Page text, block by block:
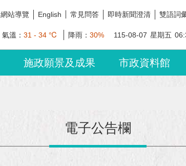
網站導覽 English 常見問答 即時新聞澄清 雙語詞
氣溫： 31 - 34 ℃ 降雨： 30% 115-08-07 星期五
施政願景及成果 市政資料館
電子公告欄